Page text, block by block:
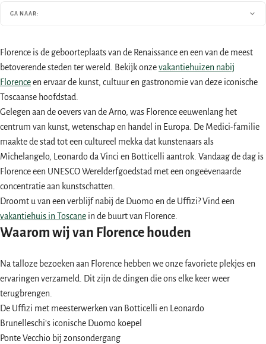
GA NAAR:
Florence is de geboorteplaats van de Renaissance en een van de meest
betoverende steden ter wereld. Bekijk onzevakantiehuizen nabij
Florenceen ervaar de kunst, cultuur en gastronomie van deze iconische
Toscaanse hoofdstad.
Gelegen aan de oevers van de Arno, was Florence eeuwenlang het
centrum van kunst, wetenschap en handel in Europa. De Medici-familie
maakte de stad tot een cultureel mekka dat kunstenaars als
Michelangelo, Leonardo da Vinci en Botticelli aantrok. Vandaag de dag is
Florence een UNESCO Werelderfgoedstad met een ongeëvenaarde
concentratie aan kunstschatten.
Droomt u van een verblijf nabij de Duomo en de Uffizi? Vind een
vakantiehuis in Toscane in de buurt van Florence.
Waarom wij van Florence houden
Na talloze bezoeken aan Florence hebben we onze favoriete plekjes en
ervaringen verzameld. Dit zijn de dingen die ons elke keer weer
terugbrengen.
De Uffizi met meesterwerken van Botticelli en Leonardo
Brunelleschi's iconische Duomo koepel
Ponte Vecchio bij zonsondergang